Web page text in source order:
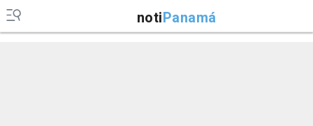
notiPanamá